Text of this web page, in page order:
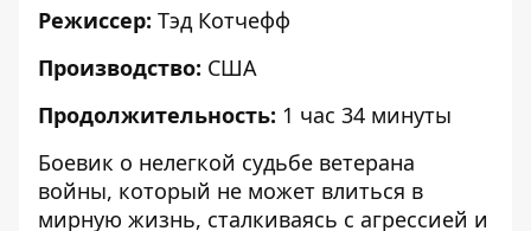
Режиссер: Тэд Котчефф
Производство: США
Продолжительность: 1 час 34 минуты
Боевик о нелегкой судьбе ветерана
войны, который не может влиться в
мирную жизнь, сталкиваясь с агрессией и